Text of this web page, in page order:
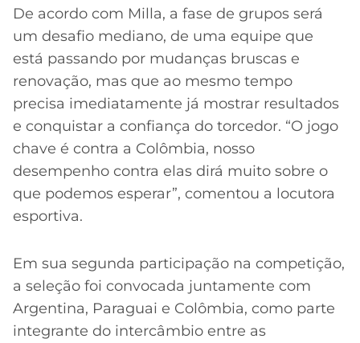
De acordo com Milla, a fase de grupos será
um desafio mediano, de uma equipe que
está passando por mudanças bruscas e
renovação, mas que ao mesmo tempo
precisa imediatamente já mostrar resultados
e conquistar a confiança do torcedor. “O jogo
chave é contra a Colômbia, nosso
desempenho contra elas dirá muito sobre o
que podemos esperar”, comentou a locutora
esportiva.
Em sua segunda participação na competição,
a seleção foi convocada juntamente com
Argentina, Paraguai e Colômbia, como parte
integrante do intercâmbio entre as